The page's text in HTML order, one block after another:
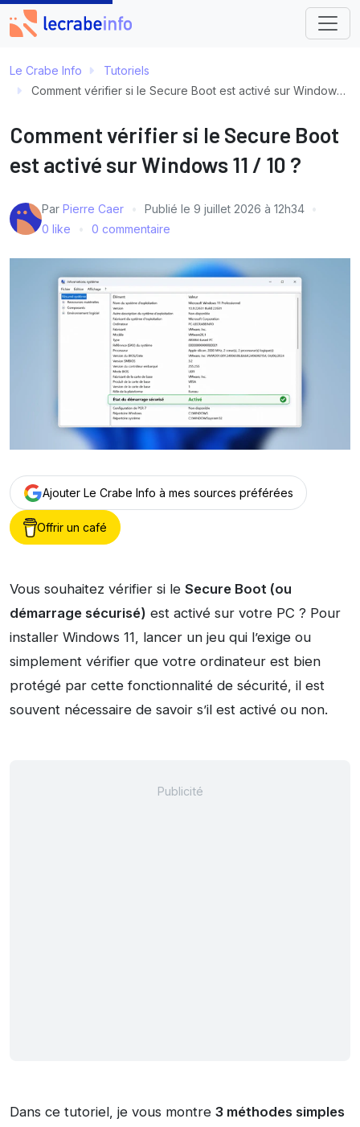
Le Crabe Info
Tutoriels
Comment vérifier si le Secure Boot est activé sur Windows 11 / 10 ?
Comment vérifier si le Secure Boot
est activé sur Windows 11 / 10 ?
Par Pierre Caer Publié le 9 juillet 2026 à 12h34
0 like
0 commentaire
Ajouter Le Crabe Info à mes sources préférées
Offrir un café
Vous souhaitez vérifier si le Secure Boot (ou
démarrage sécurisé) est activé sur votre PC ? Pour
installer Windows 11, lancer un jeu qui l’exige ou
simplement vérifier que votre ordinateur est bien
protégé par cette fonctionnalité de sécurité, il est
souvent nécessaire de savoir s’il est activé ou non.
Dans ce tutoriel, je vous montre 3 méthodes simples